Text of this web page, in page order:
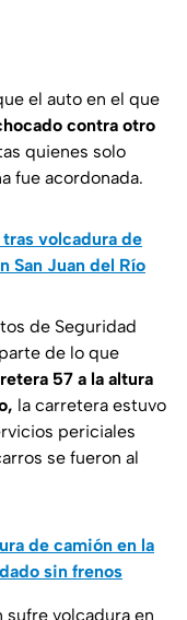
el auto en el que
contra otro
quienes solo
fue acordonada.
volcadura de
San Juan del Río
de Seguridad
de lo que
57 a la altura
la carretera estuvo
periciales
se fueron al
de camión en la
sin frenos
sufre volcadura en